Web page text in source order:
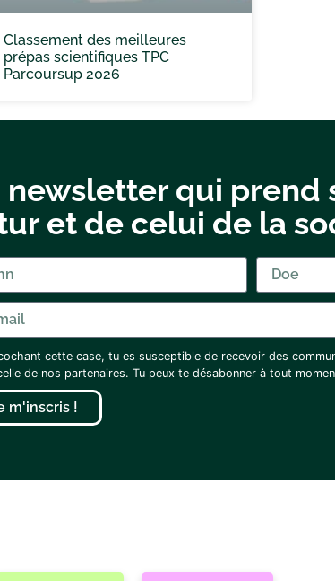
Classement des meilleures
prépas scientifiques TPC
Parcoursup 2026
newsletter qui prend
et de celui de la
cette case, tu es susceptible de recevoir des
de nos partenaires. Tu peux te désabonner à tout
m'inscris !